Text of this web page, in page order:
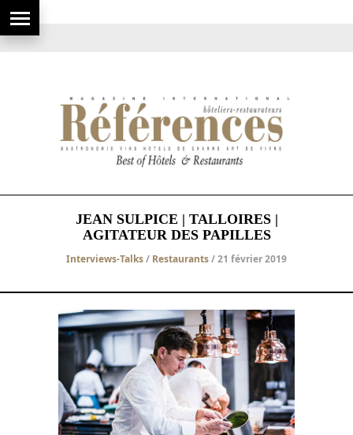
JEAN SULPICE | TALLOIRES |
AGITATEUR DES PAPILLES
Interviews-Talks/ Restaurants/ 21 février 2019